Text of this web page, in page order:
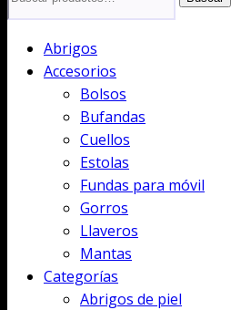
por:
Abrigos
Accesorios
Bolsos
Bufandas
Cuellos
Estolas
Fundas para móvil
Gorros
Llaveros
Mantas
Categorías
Abrigos de piel